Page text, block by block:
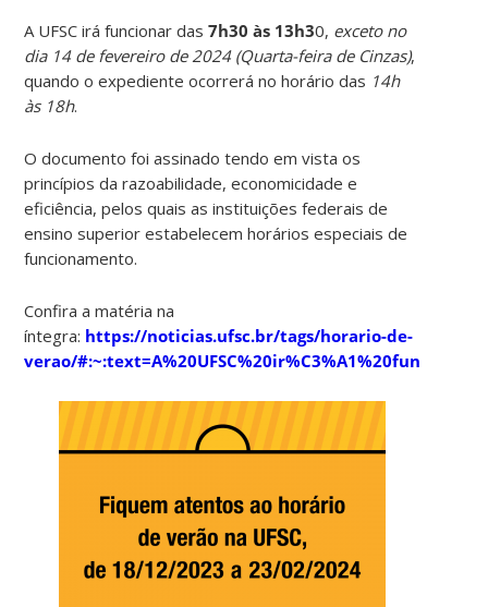
A UFSC irá funcionar das7h30 às 13h30, exceto no
dia 14 de fevereiro de 2024 (Quarta-feira de Cinzas),
quando o expediente ocorrerá no horário das 14h
às 18h.
O documento foi assinado tendo em vista os
princípios da razoabilidade, economicidade e
eficiência, pelos quais as instituições federais de
ensino superior estabelecem horários especiais de
funcionamento.
Confira a matéria na
íntegra: https://noticias.ufsc.br/tags/horario-de-
verao/